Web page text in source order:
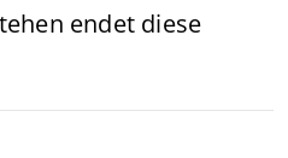
endet diese